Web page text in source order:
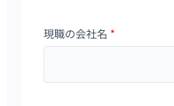
現職の会社名 *